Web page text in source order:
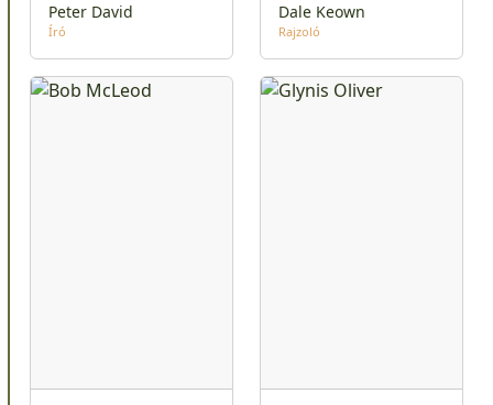
Peter David
Író
Dale Keown
Rajzoló